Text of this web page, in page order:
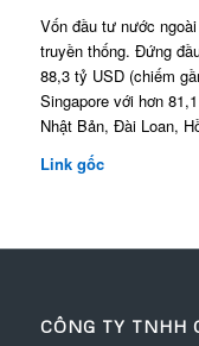
Vốn đầu tư nước
truyền thống. Đứng
88,3 tỷ USD (chiếm
Singapore với hơn
Nhật Bản, Đài Loan,
Link gốc
CÔNG TY TNHH